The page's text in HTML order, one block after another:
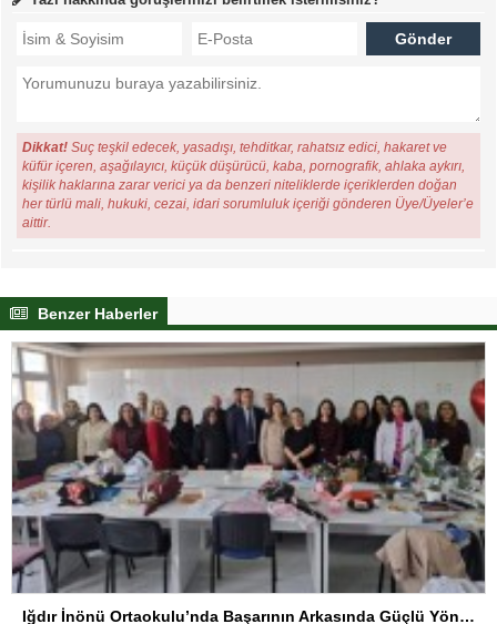
Dikkat! Suç teşkil edecek, yasadışı, tehditkar, rahatsız edici, hakaret ve
küfür içeren, aşağılayıcı, küçük düşürücü, kaba, pornografik, ahlaka aykırı,
kişilik haklarına zarar verici ya da benzeri niteliklerde içeriklerden doğan
her türlü mali, hukuki, cezai, idari sorumluluk içeriği gönderen Üye/Üyeler’e
aittir.
Benzer Haberler
Iğdır İnönü Ortaokulu’nda Başarının Arkasında Güçlü Yönetim ve Özverili Eğitim Kadrosu Bulunuyor